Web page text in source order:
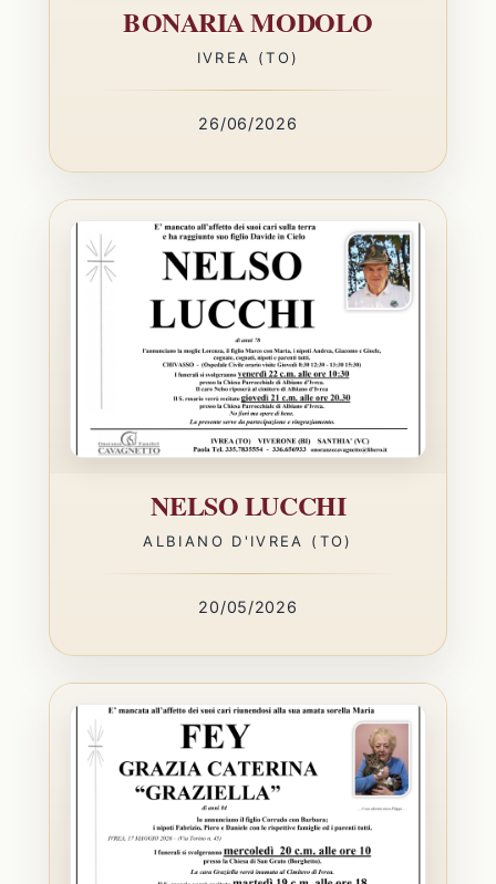
BONARIA MODOLO
IVREA (TO)
26/06/2026
NELSO LUCCHI
ALBIANO D'IVREA (TO)
20/05/2026